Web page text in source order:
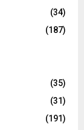
(34)
(187)
(35)
(31)
(191)